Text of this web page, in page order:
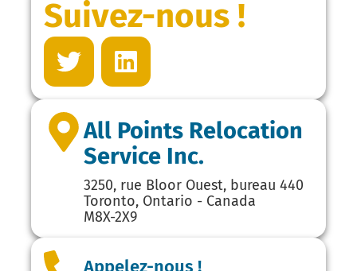
Suivez-nous !
All Points Relocation
Service Inc.
3250, rue Bloor Ouest, bureau 440
Toronto, Ontario - Canada
M8X-2X9